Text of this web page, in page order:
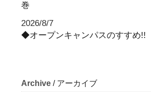
巻
2026/8/7
◆オープンキャンパスのすすめ!!
Archive / アーカイブ